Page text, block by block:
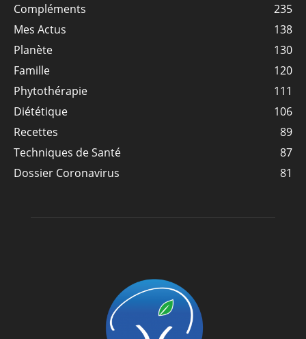
Compléments
235
Mes Actus
138
Planète
130
Famille
120
Phytothérapie
111
Diététique
106
Recettes
89
Techniques de Santé
87
Dossier Coronavirus
81